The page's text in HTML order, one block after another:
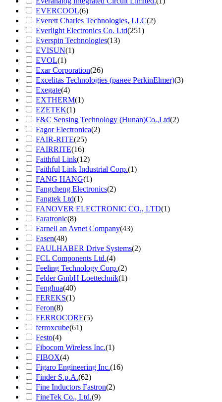
EVERCOOL(6)
Everett Charles Technologies, LLC(2)
Everlight Electronics Co. Ltd(251)
Everspin Technologies(13)
EVISUN(1)
EVOL(1)
Exar Corporation(26)
Excelitas Technologies (ранее PerkinElmer)(3)
Exegate(4)
EXTHERM(1)
EZETEK(1)
F&C Sensing Technology (Hunan)Co.,Ltd(2)
Fagor Electronica(2)
FAIR-RITE(25)
FAIRRITE(16)
Faithful Link(12)
Faithful Link Industrial Corp.(1)
FANG HANG(1)
Fangcheng Electronics(2)
Fangtek Ltd(1)
FANOVER ELECTRONIC CO., LTD(1)
Faratronic(8)
Farnell an Avnet Company(43)
Fasen(48)
FAULHABER Drive Systems(2)
FCL Components Ltd.(4)
Feeling Technology Corp.(2)
Felder GmbH Loettechnik(1)
Fenghua(40)
FEREKS(1)
Feron(8)
FERROCORE(5)
ferroxcube(61)
Festo(4)
Fibocom Wireless Inc.(1)
FIBOX(4)
Figaro Engineering Inc.(16)
Finder S.p.A.(62)
Fine Inductors Fastron(2)
FineTek Co., Ltd.(9)